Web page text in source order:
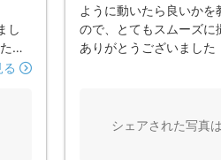
し
き
ように動いたら良いかを
ので、とてもスムーズに
ありがとうございました
シェアされた写真